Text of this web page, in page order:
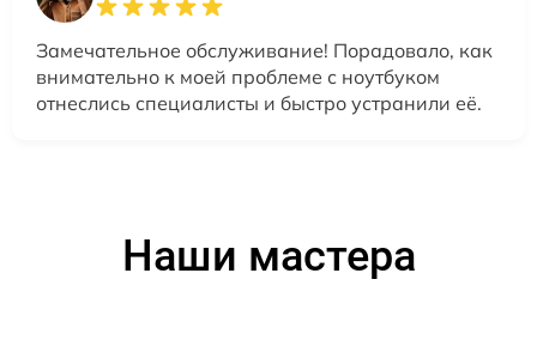
Замечательное обслуживание! Порадовало, как
внимательно к моей проблеме с ноутбуком
отнеслись специалисты и быстро устранили её.
Наши мастера